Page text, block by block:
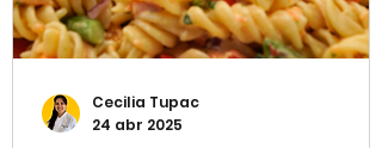
Cecilia Tupac
24 abr 2025